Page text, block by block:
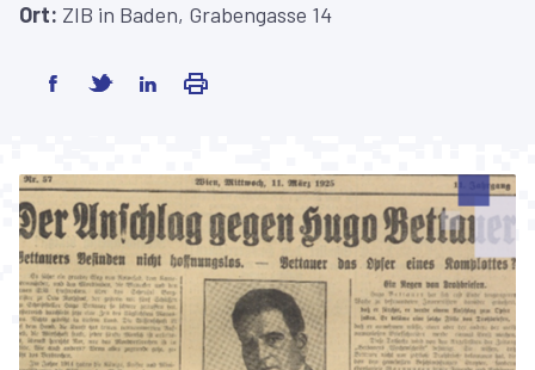
Ort: ZIB in Baden, Grabengasse 14